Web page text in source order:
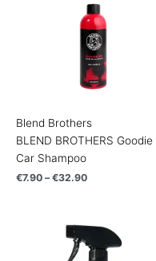
Blend Brothers
BLEND BROTHERS Goodie |
Car Shampoo
€7.90 – €32.90
€32.90